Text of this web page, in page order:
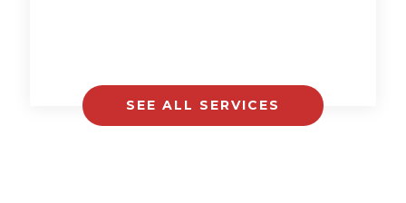
SEE ALL SERVICES